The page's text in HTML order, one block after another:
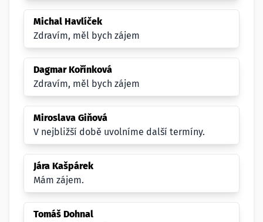
Michal Havlíček
Zdravím, měl bych zájem
Dagmar Kořínková
Zdravím, měl bych zájem
Miroslava Giňová
V nejbližší době uvolníme další termíny.
Jára Kašpárek
Mám zájem.
Tomáš Dohnal